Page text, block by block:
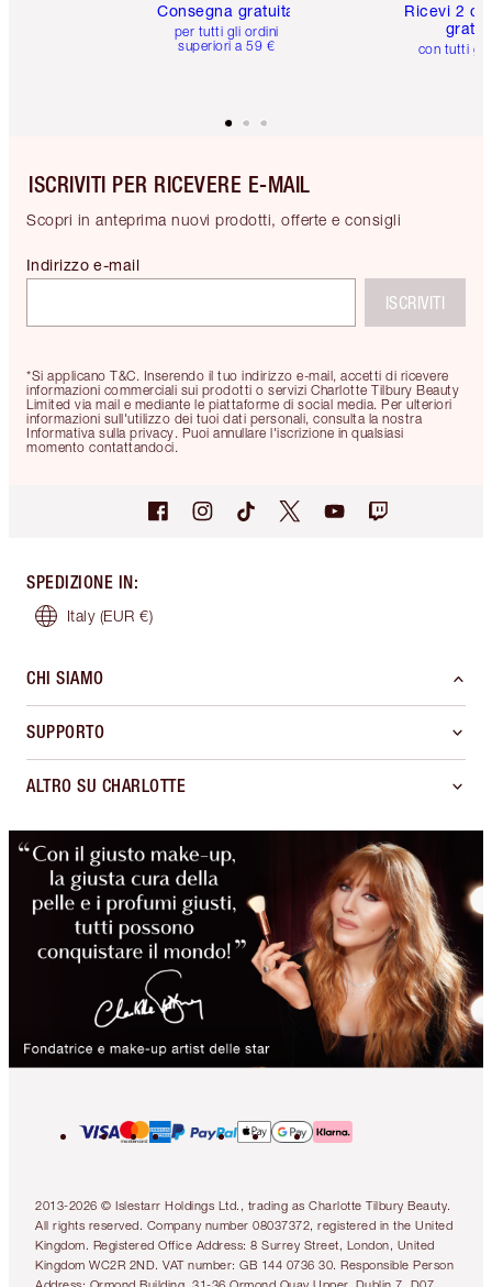
Consegna gratuita
per tutti gli ordini
superiori a 59 €
Ricevi 2
con tutti gli
ISCRIVITI PER RICEVERE E-MAIL
Scopri in anteprima nuovi prodotti, offerte e consigli
*Si applicano T&C. Inserendo il tuo indirizzo e-mail, accetti di ricevere
informazioni commerciali sui prodotti o servizi Charlotte Tilbury Beauty
Limited via mail e mediante le piattaforme di social media. Per ulteriori
informazioni sull'utilizzo dei tuoi dati personali, consulta la nostra
Informativa sulla privacy. Puoi annullare l'iscrizione in qualsiasi
momento contattandoci.
Indirizzo e-mail
ISCRIVITI
SPEDIZIONE IN:
Italy (EUR €)
CHI SIAMO
SUPPORTO
ALTRO SU CHARLOTTE
2013-2026 © Islestarr Holdings Ltd., trading as Charlotte Tilbury Beauty.
All rights reserved. Company number 08037372, registered in the United
Kingdom. Registered Office Address: 8 Surrey Street, London, United
Kingdom WC2R 2ND. VAT number: GB 144 0736 30. Responsible Person